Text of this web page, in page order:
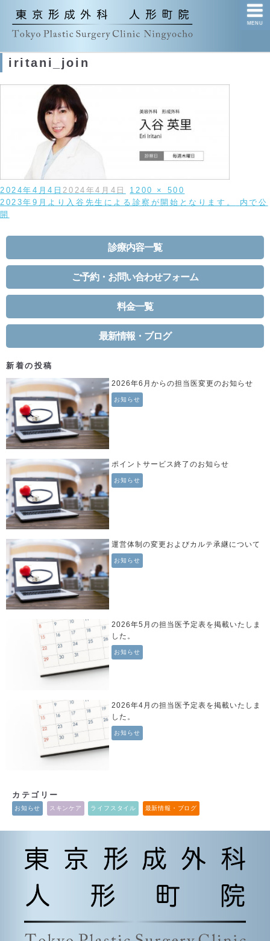
MENU
iritani_join
投
稿
日:
2024年4月4日2024年4月4日
フ
ル
ズ
1200 × 500
投
稿
ビ
ー
ョ
ン
2023年9月より入谷先生による診察が開始となります。
内で公
開
診療内容一覧
ご予約・お問い合わせフォーム
料金一覧
最新情報・ブログ
新着の投稿
2026年6月からの担当医変更のお知らせ
お知らせ
ポイントサービス終了のお知らせ
お知らせ
運営体制の変更およびカルテ承継について
お知らせ
2026年5月の担当医予定表を掲載いたしま
した。
お知らせ
2026年4月の担当医予定表を掲載いたしま
した。
お知らせ
カテゴリー
お知らせ スキンケア ライフスタイル 最新情報・ブログ